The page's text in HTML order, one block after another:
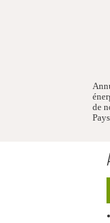
de